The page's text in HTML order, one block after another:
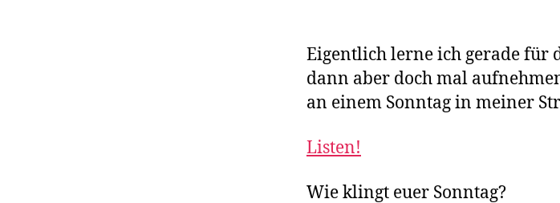
Eigentlich lerne ich gerade für
dann aber doch mal
an einem Sonntag in meiner
Listen!
Wie klingt euer Sonntag?